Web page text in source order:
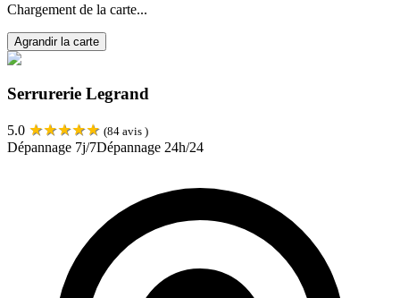
Chargement de la carte...
Agrandir la carte
Serrurerie Legrand
5.0 ★★★★★ (84 avis )
Dépannage 7j/7Dépannage 24h/24